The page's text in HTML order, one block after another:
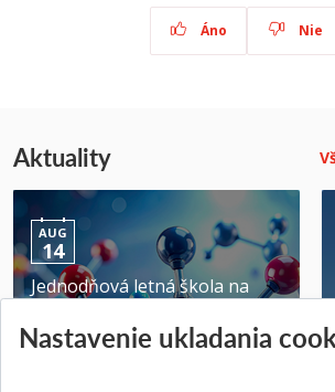
Áno Nie
Aktuality
AUG
14
Jednodňová letná škola na
Pridané 28.07.2026
Nastavenie ukladania